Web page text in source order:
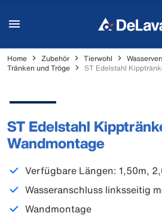
Home Zubehör Tierwohl
Tränken und Tröge
ST Edelstahl
ST Edelstahl
Wandmontage
Verfügbare Längen: 1,50m,
Wasseranschluss linksseitig
Wandmontage